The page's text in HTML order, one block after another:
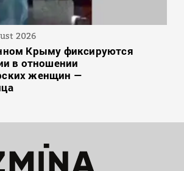
2026
Крыму фиксируются
в отношении
женщин —